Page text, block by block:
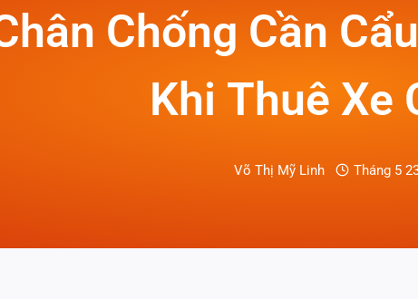
Chống Cần
Khi Thuê Xe
Võ Thị Mỹ Linh Tháng 5